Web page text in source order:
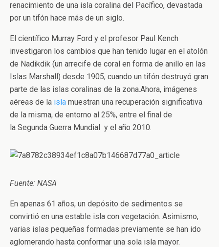
renacimiento de una isla coralina del Pacífico, devastada
por un tifón hace más de un siglo.
El científico Murray Ford y el profesor Paul Kench
investigaron los cambios que han tenido lugar en el atolón
de Nadikdik (un arrecife de coral en forma de anillo en las
Islas Marshall) desde 1905, cuando un tifón destruyó gran
parte de las islas coralinas de la zona.Ahora, imágenes
aéreas de la isla muestran una recuperación significativa
de la misma, de entorno al 25%, entre el final de
la Segunda Guerra Mundial y el año 2010.
Fuente: NASA
En apenas 61 años, un depósito de sedimentos se
convirtió en una estable isla con vegetación. Asimismo,
varias islas pequeñas formadas previamente se han ido
aglomerando hasta conformar una sola isla mayor.